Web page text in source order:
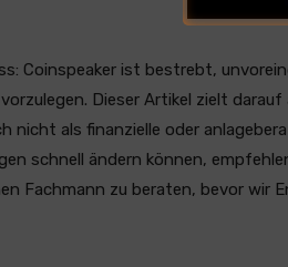
Coinspeaker ist bestrebt,
Dieser Artikel zielt
nicht als finanzielle oder
schnell ändern können,
Fachmann zu beraten, bevor wir